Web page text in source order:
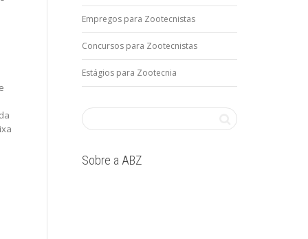
Empregos para Zootecnistas
Concursos para Zootecnistas
Estágios para Zootecnia
Sobre a ABZ